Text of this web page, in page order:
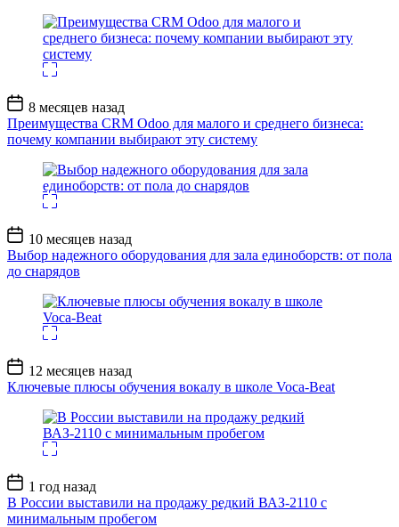
Дата
записи
8 месяцев назад
Преимущества CRM Odoo для малого и среднего бизнеса:
почему компании выбирают эту систему
Дата
записи
10 месяцев назад
Выбор надежного оборудования для зала единоборств: от пола
до снарядов
Дата
записи
12 месяцев назад
Ключевые плюсы обучения вокалу в школе Voca-Beat
Дата
записи
1 год назад
В России выставили на продажу редкий ВАЗ-2110 с
минимальным пробегом